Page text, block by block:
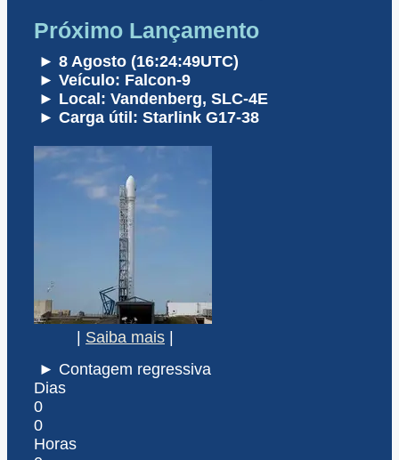
Próximo Lançamento
► 8 Agosto (16:24:49UTC)
► Veículo: Falcon-9
► Local: Vandenberg, SLC-4E
► Carga útil: Starlink G17-38
Saiba mais
► Contagem regressiva
Dias
0
0
Horas